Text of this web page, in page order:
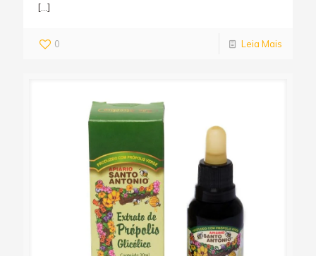
[…]
0 Leia Mais